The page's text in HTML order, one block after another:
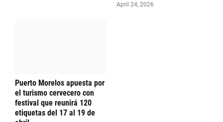
April 24, 2026
Puerto Morelos apuesta por
el turismo cervecero con
festival que reunirá 120
etiquetas del 17 al 19 de